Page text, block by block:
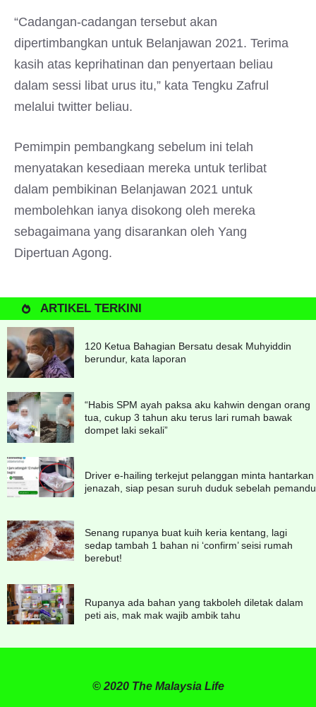
“Cadangan-cadangan tersebut akan
dipertimbangkan untuk Belanjawan 2021. Terima
kasih atas keprihatinan dan penyertaan beliau
dalam sessi libat urus itu,” kata Tengku Zafrul
melalui twitter beliau.
Pemimpin pembangkang sebelum ini telah
menyatakan kesediaan mereka untuk terlibat
dalam pembikinan Belanjawan 2021 untuk
membolehkan ianya disokong oleh mereka
sebagaimana yang disarankan oleh Yang
Dipertuan Agong.
ARTIKEL TERKINI
120 Ketua Bahagian Bersatu desak Muhyiddin
berundur, kata laporan
“Habis SPM ayah paksa aku kahwin dengan orang
tua, cukup 3 tahun aku terus lari rumah bawak
dompet laki sekali”
Driver e-hailing terkejut pelanggan minta hantarkan
jenazah, siap pesan suruh duduk sebelah pemandu
Senang rupanya buat kuih keria kentang, lagi
sedap tambah 1 bahan ni ‘confirm’ seisi rumah
berebut!
Rupanya ada bahan yang takboleh diletak dalam
peti ais, mak mak wajib ambik tahu
© 2020 The Malaysia Life